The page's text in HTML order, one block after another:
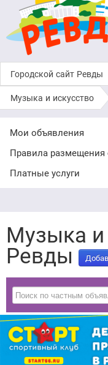
Городской сайт Ревды
Музыка и искусство
Музыка и
Ревды
Мои объявления
Правила размещения
Платные услуги